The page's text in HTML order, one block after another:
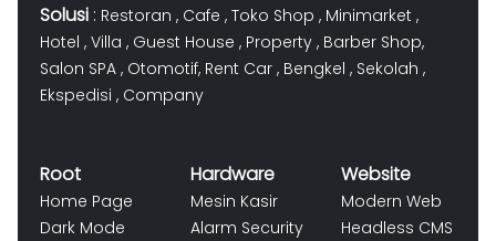
Solusi : Restoran , Cafe , Toko Shop , Minimarket ,
Hotel , Villa , Guest House , Property , Barber Shop,
Salon SPA , Otomotif, Rent Car , Bengkel , Sekolah ,
Ekspedisi , Company
Root
Home Page
Dark Mode
Hardware
Mesin Kasir
Alarm Security
Website
Modern Web
Headless CMS